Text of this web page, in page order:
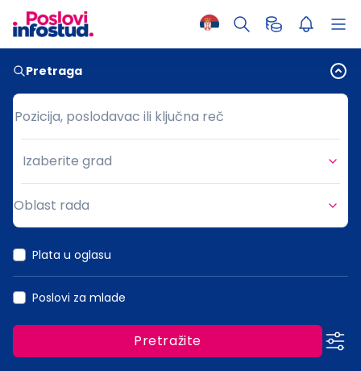
Pretraga
Pozicija, poslodavac ili ključna reč
Pozicija, poslodavac ili ključna reč
Grad
Izaberite grad
Oblast rada
Plata u oglasu
Poslovi za mlade
Pretražite